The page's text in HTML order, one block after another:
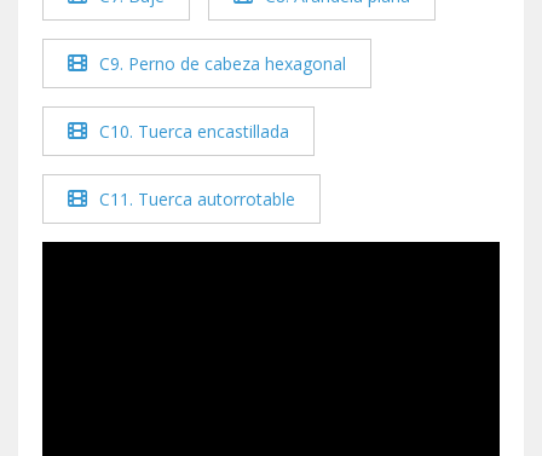
C9. Perno de cabeza hexagonal
C10. Tuerca encastillada
C11. Tuerca autorrotable